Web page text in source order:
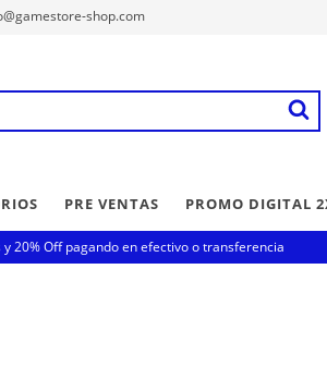
shop.com
PRE VENTAS PROMO DIGITAL
20% Off pagando en efectivo o transferencia